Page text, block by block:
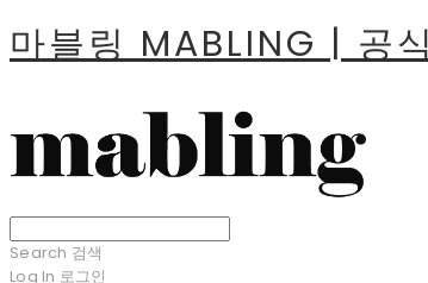
마블링 MABLING | 공
Search 검색
Log In 로그인